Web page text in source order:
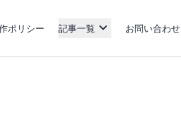
ポリシー 記事一覧 お問い合わせ